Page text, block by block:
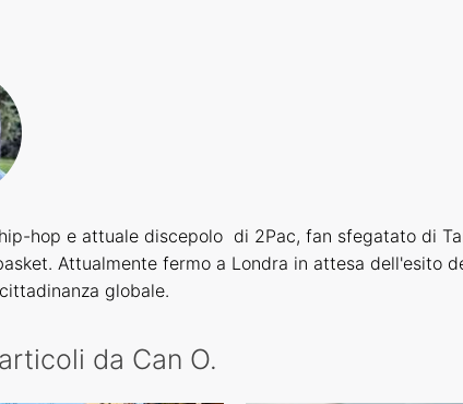
hop e attuale discepolo di 2Pac, fan sfegatato di
Attualmente fermo a Londra in attesa dell'esito
globale.
da Can O.